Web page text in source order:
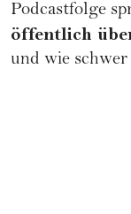
Podcastfolge
öffentlich
und wie